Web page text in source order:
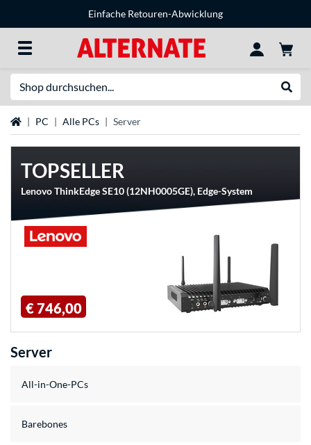
Einfache Retouren-Abwicklung
Startseite
PC Alle PCs Server
TOPSELLER
Lenovo ThinkEdge SE10 (12NH0005GE), Edge-System
€ 746,00
Server
All-in-One-PCs
Barebones